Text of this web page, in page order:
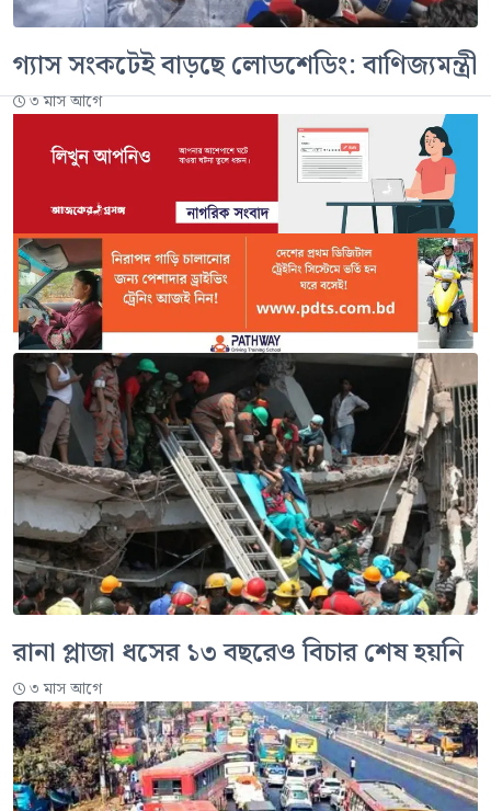
গ্যাস সংকটেই বাড়ছে লোডশেডিং: বাণিজ্যমন্ত্রী
৩ মাস আগে
রানা প্লাজা ধসের ১৩ বছরেও বিচার শেষ হয়নি
৩ মাস আগে